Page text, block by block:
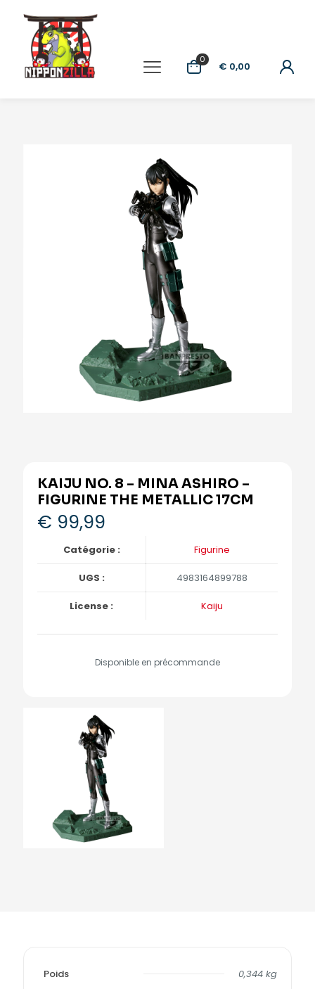
0
€ 0,00
KAIJU NO. 8 – MINA ASHIRO –
FIGURINE THE METALLIC 17CM
€ 99,99
Catégorie : Figurine
UGS : 4983164899788
License : Kaiju
Disponible en précommande
Poids
0,344 kg